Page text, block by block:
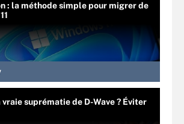
: la méthode simple pour migrer de
suprématie de D-Wave ? Éviter